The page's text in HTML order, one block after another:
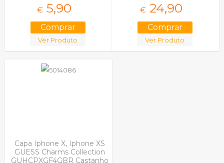
€ 5,90
Ver Produto
€ 24,90
Ver Produto
Capa Iphone X, Iphone XS
GUESS Charms Collection
GUHCPXGF4GBR Castanho